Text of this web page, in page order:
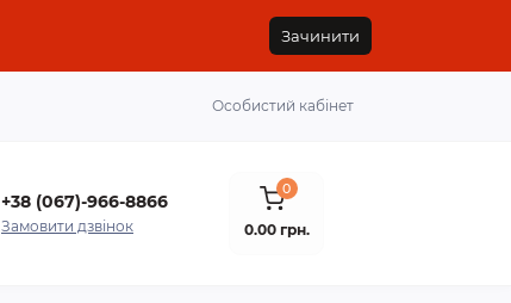
Зачинити
Особистий кабінет
+38 (067)-966-8866
Замовити дзвінок
0
0.00 грн.